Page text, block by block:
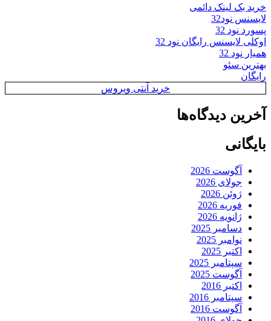
خرید بک لینک دائمی
لایسنس نود32
پسورد نود 32
اوکلی لایسنس رایگان نود 32
همیار نود 32
بهترین سئو
رایگان
خرید آنتی ویروس
آخرین دیدگاه‌ها
بایگانی
آگوست 2026
جولای 2026
ژوئن 2026
فوریه 2026
ژانویه 2026
دسامبر 2025
نوامبر 2025
اکتبر 2025
سپتامبر 2025
آگوست 2025
اکتبر 2016
سپتامبر 2016
آگوست 2016